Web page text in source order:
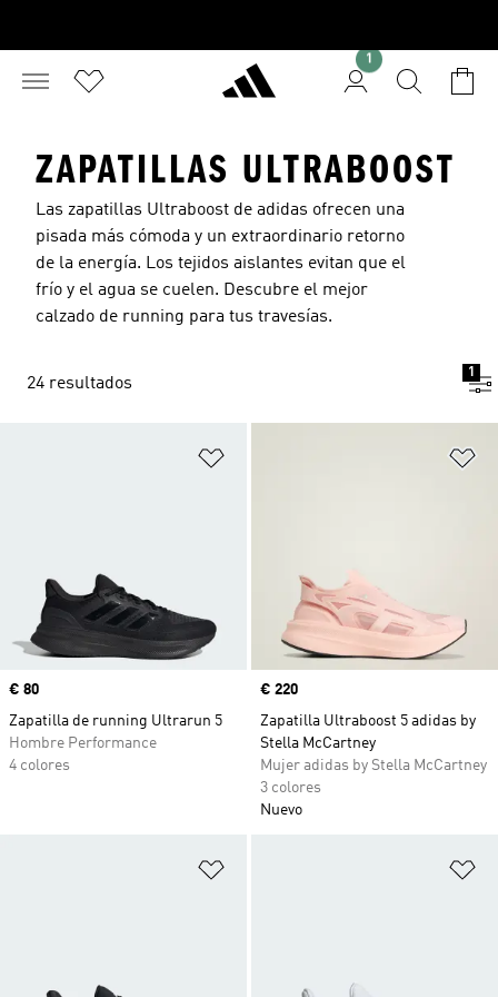
1
ZAPATILLAS ULTRABOOST
Las zapatillas Ultraboost de adidas ofrecen una
pisada más cómoda y un extraordinario retorno
de la energía. Los tejidos aislantes evitan que el
frío y el agua se cuelen. Descubre el mejor
calzado de running para tus travesías.
24 resultados
1
Precio
€ 80
Zapatilla de running Ultrarun 5
Hombre Performance
4 colores
Precio
€ 220
Zapatilla Ultraboost 5 adidas by
Stella McCartney
Mujer adidas by Stella McCartney
3 colores
Nuevo